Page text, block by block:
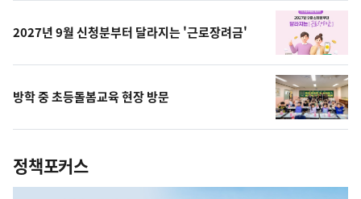
2027년 9월 신청분부터 달라지는 '근로장려금'
방학 중 초등돌봄교육 현장 방문
정책포커스